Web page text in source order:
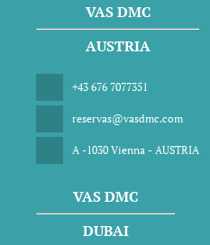
VAS DMC
AUSTRIA
+43 676 7077351
reservas@vasdmc.com
A -1030 Vienna - AUSTRIA
VAS DMC
DUBAI